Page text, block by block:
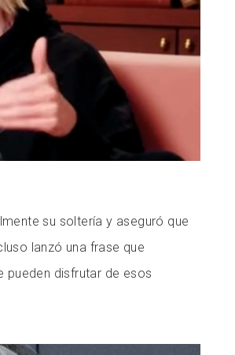
su soltería y aseguró que
lanzó una frase que
pueden disfrutar de esos